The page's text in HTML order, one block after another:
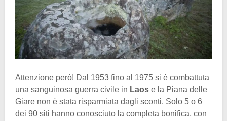
Attenzione però! Dal 1953 fino al 1975 si è combattuta
una sanguinosa guerra civile in Laos e la Piana delle
Giare non è stata risparmiata dagli sconti. Solo 5 o 6
dei 90 siti hanno conosciuto la completa bonifica, con